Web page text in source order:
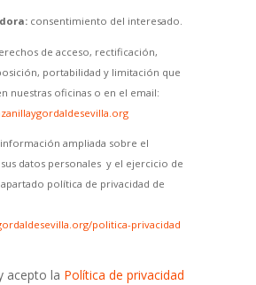
consentimiento del interesado.
de acceso, rectificación,
portabilidad y limitación que
nuestras oficinas o en el email:
ampliada sobre el
datos personales y el ejercicio de
política de privacidad de
politica-privacidad
acepto la Política de privacidad